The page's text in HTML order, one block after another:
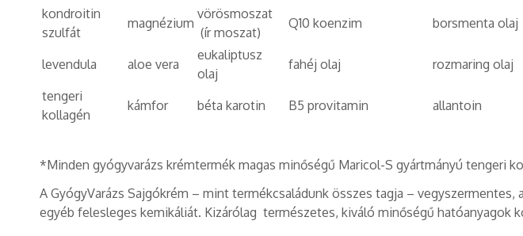
kondroitin
szulfát
magnézium
vörösmoszat
(ír moszat)
Q10 koenzim borsmenta olaj
levendula aloe vera
eukaliptusz
olaj
fahéj olaj
rozmaring olaj
tengeri
kollagén
kámfor béta karotin B5 provitamin allantoin
*Minden gyógyvarázs krémtermék magas minőségű Maricol-S gyártmányú tengeri
A GyógyVarázs Sajgókrém – mint termékcsaládunk összes tagja –
egyéb felesleges kemikáliát. Kizárólag természetes, kiváló minőségű hatóanyagok